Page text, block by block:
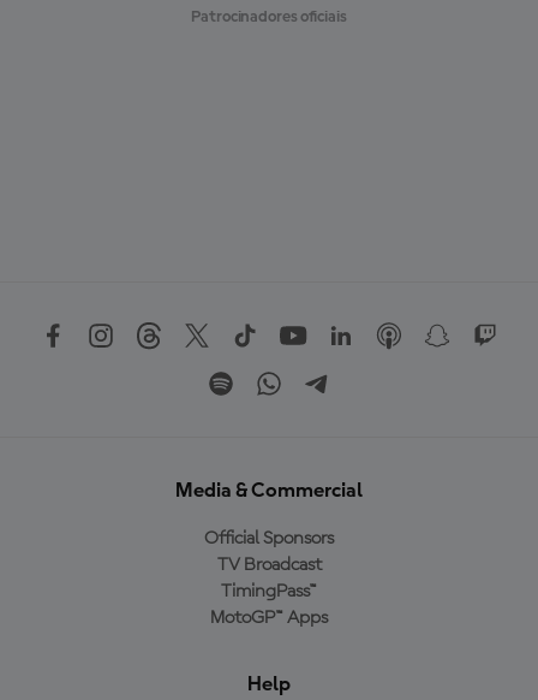
Patrocinadores oficiais
Media & Commercial
Official Sponsors
TV Broadcast
TimingPass™
MotoGP™ Apps
Help